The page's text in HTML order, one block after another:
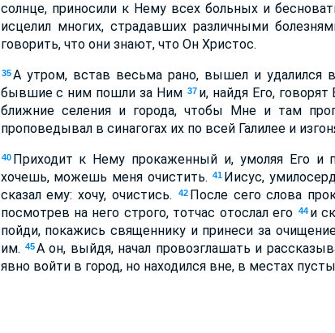
солнце, приносили к Нему всех больных и
исцелил многих, страдавших различными
говорить, что они знают, что Он Христос.
35 А утром, встав весьма рано, вышел и удалился
бывшие с ним пошли за Ним 37 и, найдя Его,
ближние селения и города, чтобы Мне и там
проповедывал в синагогах их по всей Галилее и
40 Приходит к Нему прокаженный и, умоляя Его и
хочешь, можешь меня очистить. 41 Иисус,
сказал ему: хочу, очистись.
42 После сего слова
посмотрев на него строго, тотчас отослал его 44 и
пойди, покажись священнику и принеси за
им. 45А он, выйдя, начал провозглашать и
явно войти в город, но находился вне, в местах